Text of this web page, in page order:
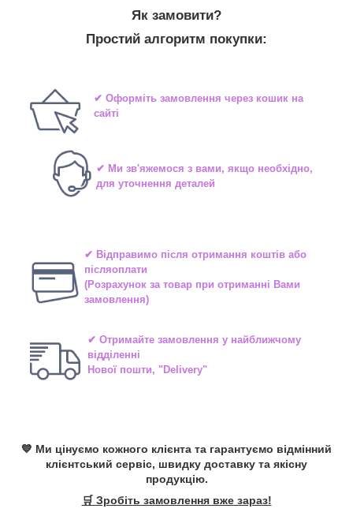
Як замовити?
Простий алгоритм покупки:
✔ Оформіть замовлення через кошик на
сайті
✔ Ми зв'яжемося з вами, якщо необхідно,
для уточнення деталей
✔ Відправимо після отримання коштів або
післяоплати
(Розрахунок за товар при отриманні Вами
замовлення)
✔ Отримайте замовлення у найближчому
відділенні
Нової пошти, "Delivery"
💙 Ми цінуємо кожного клієнта та гарантуємо відмінний
клієнтський сервіс, швидку доставку та якісну
продукцію.
🛒 Зробіть замовлення вже зараз!